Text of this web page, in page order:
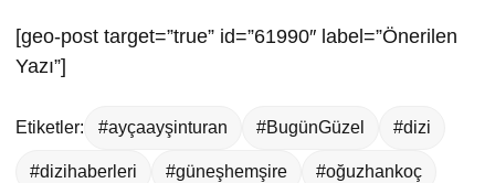
[geo-post target=”true” id=”61990″ label=”Önerilen
Yazı”]
Etiketler: #ayçaayşinturan #BugünGüzel #dizi
#dizihaberleri #güneşhemşire #oğuzhankoç